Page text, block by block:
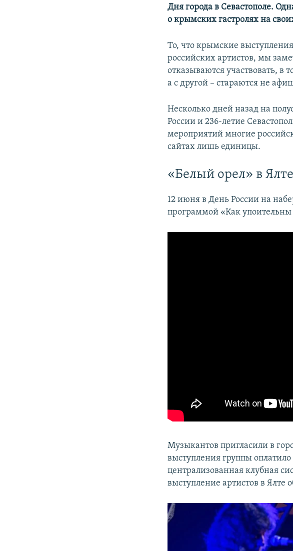
Дня города в Севастополе.
о крымских гастролях на
То, что крымские
российских артистов, мы
отказываются участвовать, в
а с другой – стараются не
Несколько дней назад на
России и 236-летие
мероприятий многие
сайтах лишь единицы.
«Белый орел» в
12 июня в День России на
программой «Как упоительны
Музыкантов пригласили в
выступления группы
централизованная клубная
выступление артистов в Ялте